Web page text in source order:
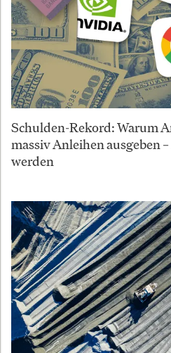
Schulden-Rekord: Warum
massiv Anleihen ausgeben
werden